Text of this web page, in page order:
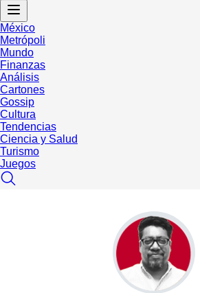
México
Metrópoli
Mundo
Finanzas
Análisis
Cartones
Gossip
Cultura
Tendencias
Ciencia y Salud
Turismo
Juegos